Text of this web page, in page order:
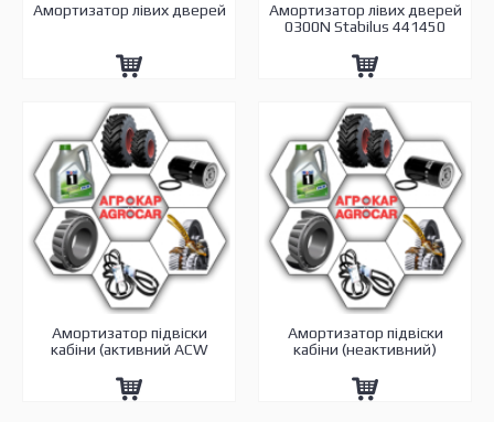
Амортизатор лівих дверей
Амортизатор лівих дверей
0300N Stabilus 441450
Амортизатор підвіски
кабіни (активний ACW
Амортизатор підвіски
кабіни (неактивний)